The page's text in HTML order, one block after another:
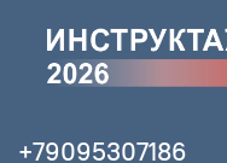
+79095307186